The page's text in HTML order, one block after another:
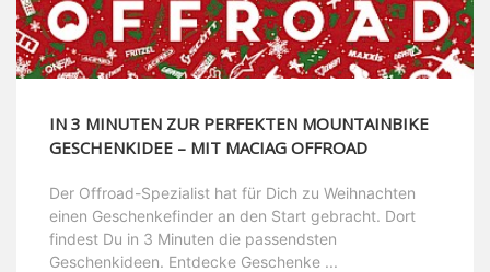
IN 3 MINUTEN ZUR PERFEKTEN MOUNTAINBIKE
GESCHENKIDEE – MIT MACIAG OFFROAD
Der Offroad-Spezialist hat für Dich zu Weihnachten
einen Geschenkefinder an den Start gebracht. Dort
findest Du in 3 Minuten die passendsten
Geschenkideen. Entdecke Geschenke ...